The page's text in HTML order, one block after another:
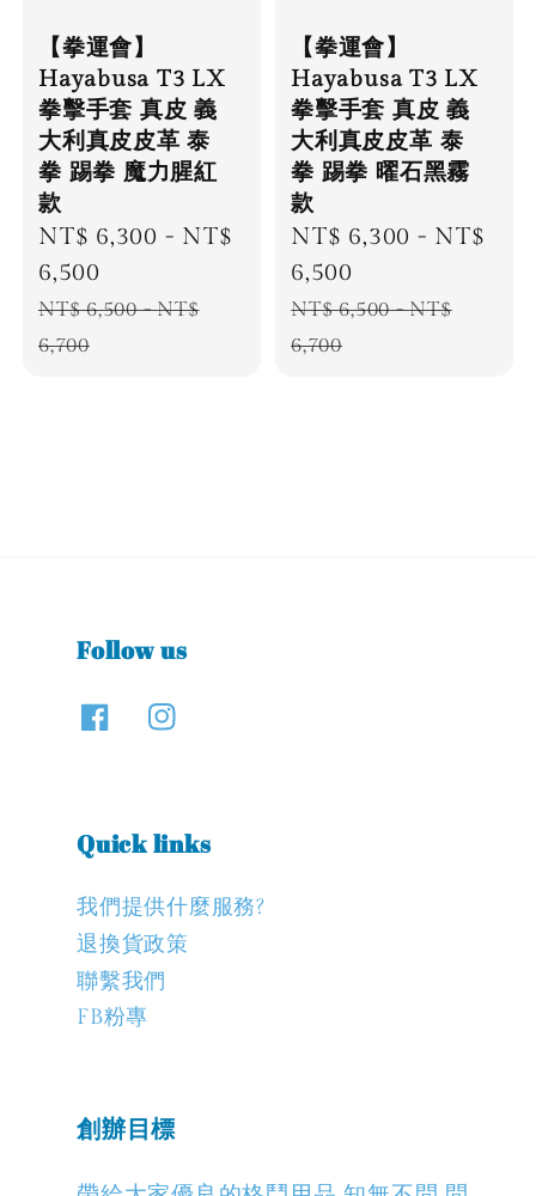
【拳運會】
Hayabusa T3 LX
拳擊手套 真皮 義
大利真皮皮革 泰
拳 踢拳 魔力腥紅
款
Sale
price
NT$ 6,300 - NT$
6,500
Regular
price
NT$ 6,500-NT$
6,700
【拳運會】
Hayabusa T3 LX
拳擊手套 真皮 義
大利真皮皮革 泰
拳 踢拳 曜石黑霧
款
Sale
price
NT$ 6,300 - NT$
6,500
Regular
price
NT$ 6,500-NT$
6,700
Follow us
Quick links
我們提供什麼服務?
退換貨政策
聯繫我們
FB粉專
創辦目標